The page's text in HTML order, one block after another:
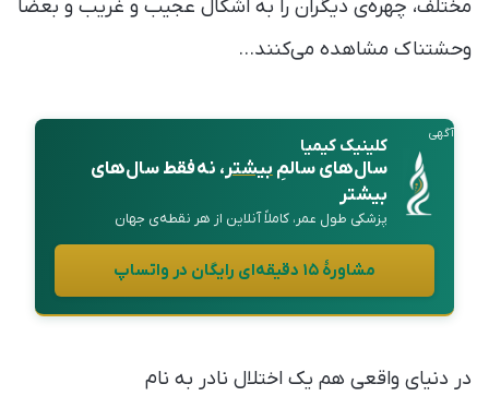
مختلف، چهره‌ی دیگران را به اشکال عجیب و غریب و بعضا
وحشتناک مشاهده می‌کنند…
آگهی
کلینیک کیمیا
سال‌های سالمِبیشتر، نه فقط سال‌های
بیشتر
پزشکی طول عمر، کاملاً آنلاین از هر نقطه‌ی جهان
مشاورهٔ ۱۵ دقیقه‌ای رایگان در واتساپ
در دنیای واقعی هم یک اختلال نادر به نام